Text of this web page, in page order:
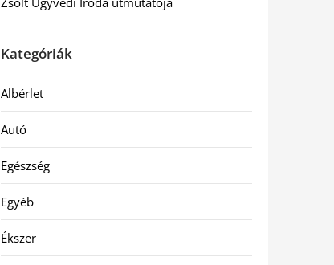
Kategóriák
Albérlet
Autó
Egészség
Egyéb
Ékszer